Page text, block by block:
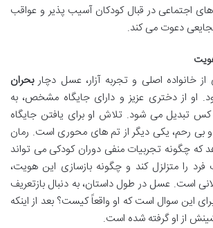
اجتماعی در قبال کودکان آسیب پذیر و عواقب
دعوت می کند.
خانواده اصلی و تجربه آزار، عسل دچاربحران
او از دختری عزیز و دارای جایگاه مشخص، به
تبدیل می شود. تلاش او برای یافتن جایگاه
و بی رحم، یکی دیگر از تم های محوری است. رمان
چگونه تجربیات منفی دوران کودکی می تواند
را متزلزل کند و چگونه بازسازی این هویت،
است. عسل در طول داستان، به دنبال بازتعریف
این سوال است که او واقعاً کیست؟ بعد از اینکه
از او گرفته شده است.